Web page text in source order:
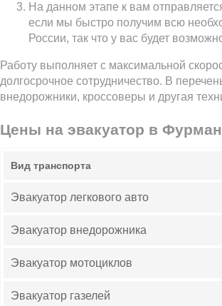
На данном этапе к вам
если мы быстро получим всю
России, так что у вас будет
Работу выполняет с максимальной
долгосрочное сотрудничество. В
внедорожники, кроссоверы и другая
Цены на эвакуатор в
Вид транспорта
Эвакуатор легкового авто
Эвакуатор внедорожника
Эвакуатор мотоциклов
Эвакуатор газелей